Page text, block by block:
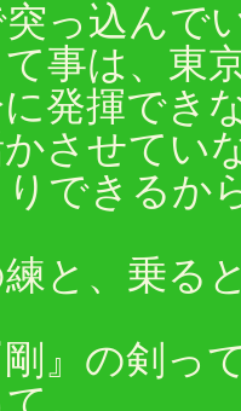
っ込んで
事は、東
に発揮で
させてい
できるか
と、乗る
』の剣っ